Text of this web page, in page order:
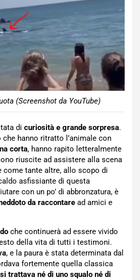
(Screenshot da YouTube)
di curiosità e grande sorpresa.
hanno ritratto l’animale con
corta, hanno rapito letteralmente
riuscite ad assistere alla scena
come tante altre, allo scopo di
asfissiante di questa
con un po’ di abbronzatura, è
da raccontare ad amici e
che continuerà ad essere vivido
della vita di tutti i testimoni.
, e la paura è stata determinata dal
fortemente quella classica
trattava né di uno squalo né di